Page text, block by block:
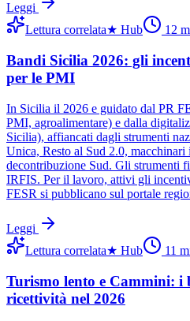
Leggi
Lettura correlata★ Hub 12
Bandi Sicilia 2026: gli
per le PMI
In Sicilia il 2026 e guidato dal PR
PMI, agroalimentare) e dalla
Sicilia), affiancati dagli strumenti
Unica, Resto al Sud 2.0,
decontribuzione Sud. Gli strumenti
IRFIS. Per il lavoro, attivi gli
FESR si pubblicano sul portale
Leggi
Lettura correlata★ Hub 11
Turismo lento e Cammini: i
ricettività nel 2026